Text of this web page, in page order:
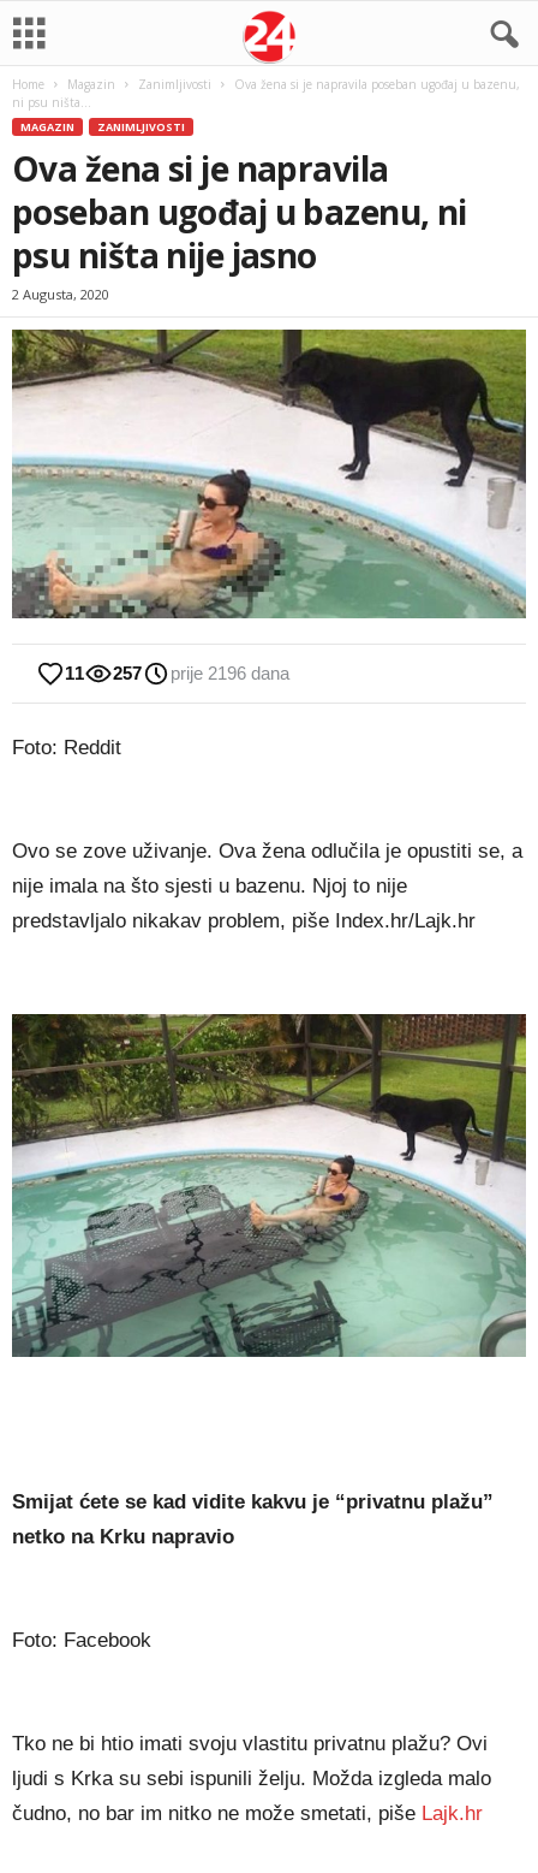
Home Magazin Zanimljivosti
Ova žena si je napravila poseban ugođaj u bazenu,
ni psu ništa...
MAGAZIN ZANIMLJIVOSTI
Ova žena si je napravila
poseban ugođaj u bazenu, ni
psu ništa nije jasno
2 Augusta, 2020
11 257 prije 2196 dana
Foto: Reddit
Ovo se zove uživanje. Ova žena odlučila je opustiti se, a
nije imala na što sjesti u bazenu. Njoj to nije
predstavljalo nikakav problem, piše Index.hr/Lajk.hr
Smijat ćete se kad vidite kakvu je “privatnu plažu”
netko na Krku napravio
Foto: Facebook
Tko ne bi htio imati svoju vlastitu privatnu plažu? Ovi
ljudi s Krka su sebi ispunili želju. Možda izgleda malo
čudno, no bar im nitko ne može smetati, piše Lajk.hr